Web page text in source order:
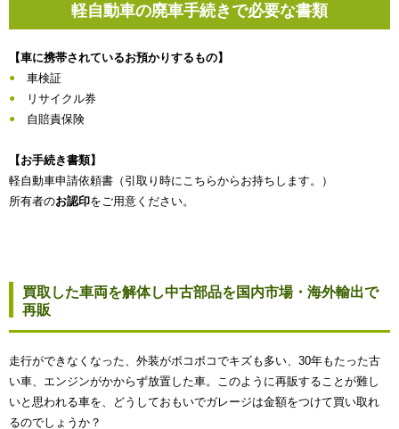
軽自動車の廃車手続きで必要な書類
【車に携帯されているお預かりするもの】
車検証
リサイクル券
自賠責保険
【お手続き書類】
軽自動車申請依頼書（引取り時にこちらからお持ちします。）
所有者のお認印をご用意ください。
買取した車両を解体し中古部品を国内市場・海外輸出で
再販
走行ができなくなった、外装がボコボコでキズも多い、30年もたった古
い車、エンジンがかからず放置した車。このように再販することが難し
いと思われる車を、どうしておもいでガレージは金額をつけて買い取れ
るのでしょうか？